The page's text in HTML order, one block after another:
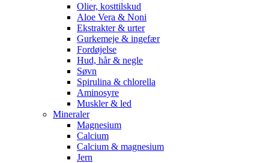
Olier, kosttilskud
Aloe Vera & Noni
Ekstrakter & urter
Gurkemeje & ingefær
Fordøjelse
Hud, hår & negle
Søvn
Spirulina & chlorella
Aminosyre
Muskler & led
Mineraler
Magnesium
Calcium
Calcium & magnesium
Jern